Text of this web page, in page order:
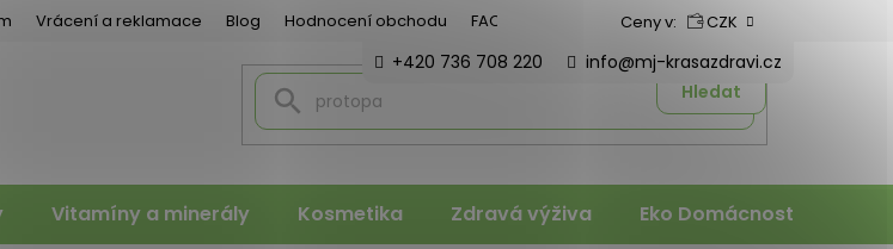
Vrácení a reklamace Blog Hodnocení obchodu FAQ Ceny v: CZK
Hledat
+420 736 708 220 info@mj-krasazdravi.cz
Vitamíny a minerály Kosmetika Zdravá výživa Eko Domácnost